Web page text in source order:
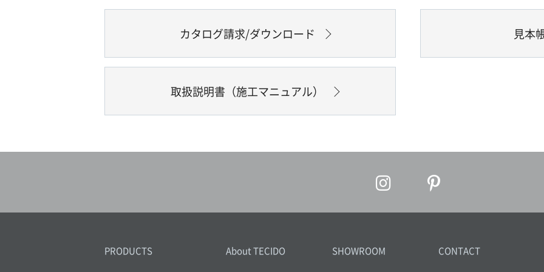
カタログ請求/ダウンロード 見本
取扱説明書（施工マニュアル）
PRODUCTS About TECIDO SHOWROOM CONTACT